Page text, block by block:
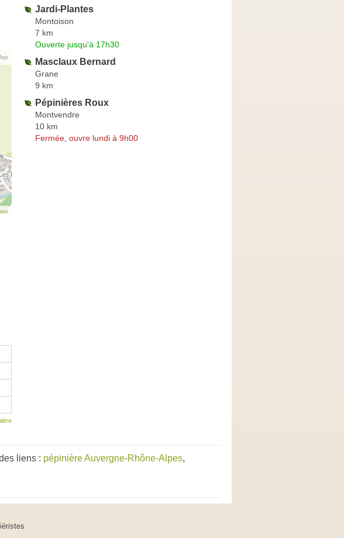
Jardi-Plantes
Montoison
7 km
Ouverte jusqu'à 17h30
Masclaux Bernard
Grane
9 km
Pépinières Roux
Montvendre
10 km
Fermée, ouvre lundi à 9h00
liens : pépinière Auvergne-Rhône-Alpes,